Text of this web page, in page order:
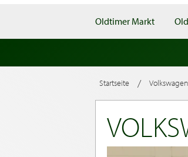
Oldtimer Markt
Startseite /